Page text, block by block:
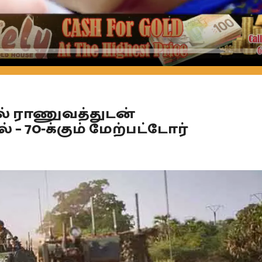
Seek
ராணுவத்துடன்
70-க்கும் மேற்பட்டோர்